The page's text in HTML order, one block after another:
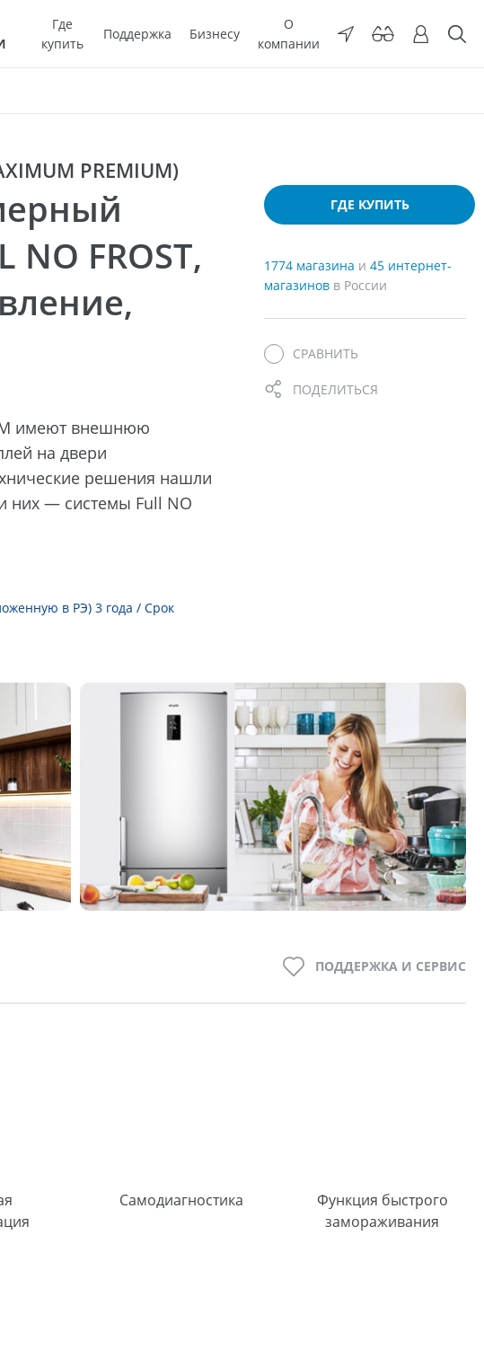
Где
купить
Поддержка Бизнесу
О
компании
PREMIUM)
FROST,
имеют внешнюю
на двери
решения нашли
них — системы Full NO
в РЭ) 3 года / Срок
ГДЕ КУПИТЬ
1774 магазина и 45 интернет-
магазинов в России
СРАВНИТЬ
ПОДЕЛИТЬСЯ
ПОДДЕРЖКА И СЕРВИС
Самодиагностика
Функция быстрого
замораживания